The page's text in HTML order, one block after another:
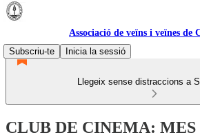
Associació de veïns i veïnes de
Subscriu-te
Inicia la sessió
Llegeix sense distraccions a
CLUB DE CINEMA: MES